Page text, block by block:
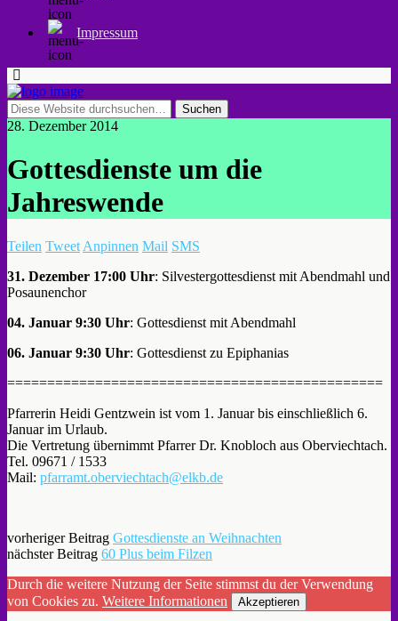
Impressum
28. Dezember 2014
Gottesdienste um die
Jahreswende
Teilen Tweet Anpinnen Mail SMS
31. Dezember 17:00 Uhr: Silvestergottesdienst mit Abendmahl und
Posaunenchor
04. Januar 9:30 Uhr: Gottesdienst mit Abendmahl
06. Januar 9:30 Uhr: Gottesdienst zu Epiphanias
===============================================
Pfarrerin Heidi Gentzwein ist vom 1. Januar bis einschließlich 6.
Januar im Urlaub.
Die Vertretung übernimmt Pfarrer Dr. Knobloch aus Oberviechtach.
Tel. 09671 / 1533
Mail: pfarramt.oberviechtach@elkb.de
vorheriger Beitrag Gottesdienste an Weihnachten
nächster Beitrag 60 Plus beim Filzen
Durch die weitere Nutzung der Seite stimmst du der Verwendung
von Cookies zu. Weitere Informationen Akzeptieren